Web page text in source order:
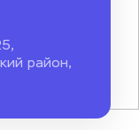
район,